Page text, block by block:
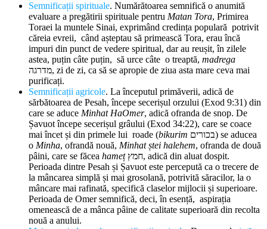
Semnificații spirituale. Numărătoarea semnifică o anumită
evaluare a pregătirii spirituale pentru Matan Tora, Primirea
Toraei la muntele Sinai, exprimând credința populară potrivit
căreia evreii, când așteptau să primească Tora, erau încă
impuri din punct de vedere spiritual, dar au reușit, în zilele
astea, puțin câte puțin, să urce câte o treaptă, madrega
מדרגה, zi de zi, ca să se apropie de ziua asta mare ceva mai
purificați.
Semnificații agricole. La începutul primăverii, adică de
sărbătoarea de Pesah, începe secerișul orzului (Exod 9:31) din
care se aduce Minhat HaOmer, adică ofranda de snop. De
Șavuot începe secerișul grâului (Exod 34:22), care se coace
mai încet și din primele lui roade (bikurim
o Minha, ofrandă nouă, Minhat ștei halehem, ofranda de două
pâini, care se făcea hamețחמץ, adică din aluat dospit.
Perioada dintre Pesah și Șavuot este percepută ca o trecere de
la mâncarea simplă și mai grosolană, potrivită săracilor, la o
mâncare mai rafinată, specifică claselor mijlocii și superioare.
Perioada de Omer semnifică, deci, în esență, aspirația
omenească de a mânca pâine de calitate superioară din recolta
nouă a anului.